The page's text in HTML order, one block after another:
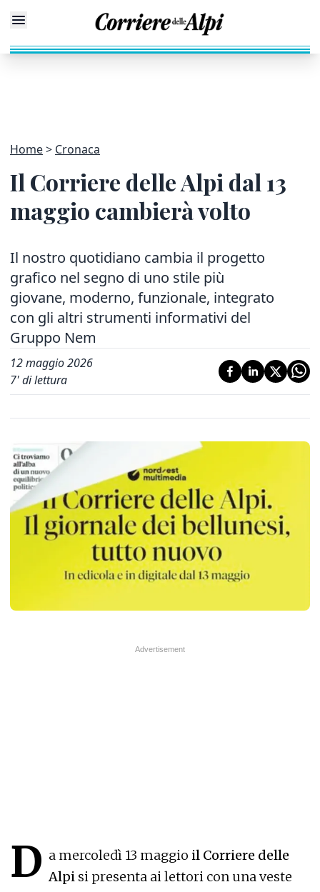
Home Cronaca
Il Corriere delle Alpi dal 13
maggio cambierà volto
Il nostro quotidiano cambia il progetto
grafico nel segno di uno stile più
giovane, moderno, funzionale, integrato
con gli altri strumenti informativi del
Gruppo Nem
12 maggio 2026
7' di lettura
D a mercoledì 13 maggio il Corriere delle
Alpi si presenta ai lettori con una veste